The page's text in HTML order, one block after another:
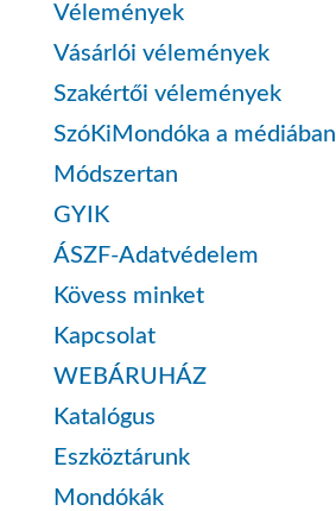
Vélemények
Vásárlói vélemények
Szakértői vélemények
SzóKiMondóka a médiában
Módszertan
GYIK
ÁSZF-Adatvédelem
Kövess minket
Kapcsolat
WEBÁRUHÁZ
Katalógus
Eszköztárunk
Mondókák